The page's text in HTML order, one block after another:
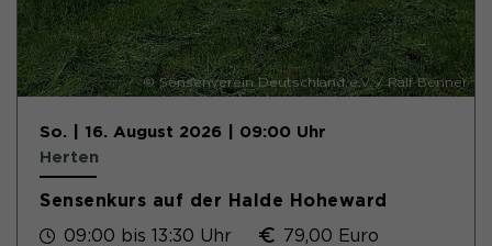
© Sensenverein Deutschland e.V. / Ralf Benner
So. | 16. August 2026 | 09:00 Uhr
Herten
Sensenkurs auf der Halde Hoheward
09:00 bis 13:30 Uhr
79,00 Euro